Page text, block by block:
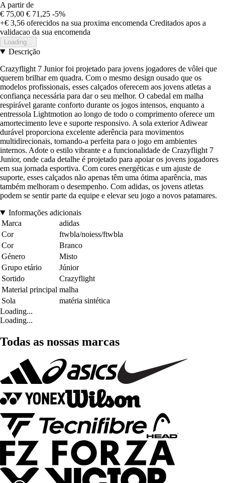
A partir de
€ 75,00 € 71,25 -5%
+€ 3,56 oferecidos na sua proxima encomenda Creditados apos a
validacao da sua encomenda
Loading...
Descrição
Crazyflight 7 Junior foi projetado para jovens jogadores de vôlei que
querem brilhar em quadra. Com o mesmo design ousado que os
modelos profissionais, esses calçados oferecem aos jovens atletas a
confiança necessária para dar o seu melhor. O cabedal em malha
respirável garante conforto durante os jogos intensos, enquanto a
entressola Lightmotion ao longo de todo o comprimento oferece um
amortecimento leve e suporte responsivo. A sola exterior Adiwear
durável proporciona excelente aderência para movimentos
multidirecionais, tornando-a perfeita para o jogo em ambientes
internos. Adote o estilo vibrante e a funcionalidade de Crazyflight 7
Junior, onde cada detalhe é projetado para apoiar os jovens jogadores
em sua jornada esportiva. Com cores energéticas e um ajuste de
suporte, esses calçados não apenas têm uma ótima aparência, mas
também melhoram o desempenho. Com adidas, os jovens atletas
podem se sentir parte da equipe e elevar seu jogo a novos patamares.
Informações adicionais
Marca
adidas
Cor
ftwbla/noiess/ftwbla
Cor
Branco
Género
Misto
Grupo etário
Júnior
Sortido
Crazyflight
Material principal malha
Sola
matéria sintética
Loading...
Loading...
Todas as nossas marcas